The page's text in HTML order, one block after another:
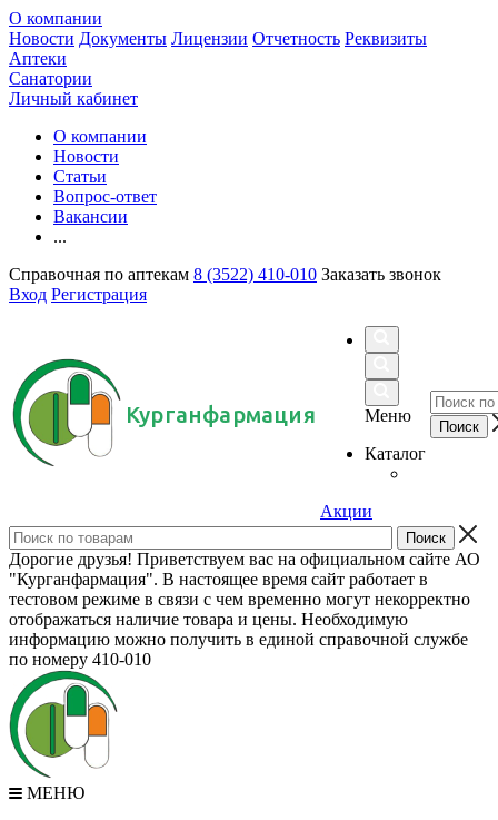
О компании
Новости Документы Лицензии Отчетность Реквизиты
Аптеки
Санатории
Личный кабинет
О компании
Новости
Статьи
Вопрос-ответ
Вакансии
...
Справочная по аптекам 8 (3522) 410-010 Заказать звонок
Вход Регистрация
Курганфармация
Меню
Каталог
Акции
Дорогие друзья! Приветствуем вас на официальном сайте АО
"Курганфармация". В настоящее время сайт работает в
тестовом режиме в связи с чем временно могут некорректно
отображаться наличие товара и цены. Необходимую
информацию можно получить в единой справочной службе
по номеру 410-010
МЕНЮ